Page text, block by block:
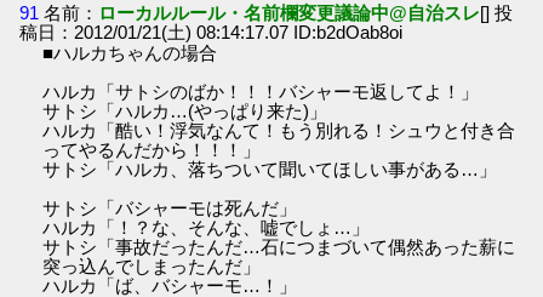
91 名前： ローカルルール・名前欄変更議論中@自治スレ[] 投
稿日：2012/01/21(土) 08:14:17.07 ID:b2dOab8oi
■ハルカちゃんの場合
ハルカ「サトシのばか！！！バシャーモ返してよ！」
サトシ「ハルカ…(やっぱり来た)」
ハルカ「酷い！浮気なんて！もう別れる！シュウと付き合
ってやるんだから！！！」
サトシ「ハルカ、落ちついて聞いてほしい事がある…」
サトシ「バシャーモは死んだ」
ハルカ「！？な、そんな、嘘でしょ…」
サトシ「事故だったんだ…石につまづいて偶然あった薪に
突っ込んでしまったんだ」
ハルカ「ば、バシャーモ…！」